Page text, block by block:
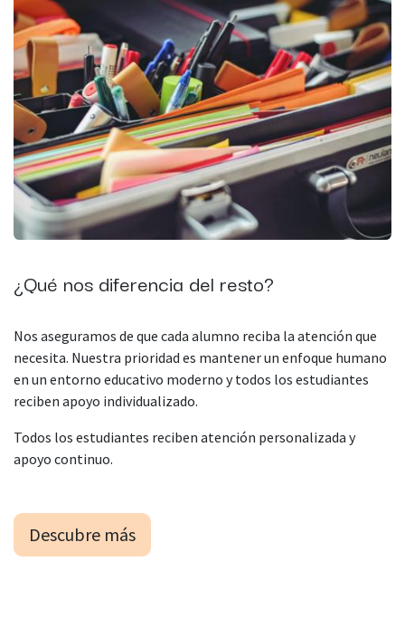
¿Qué nos diferencia del resto?
Nos aseguramos de que cada alumno reciba la atención que
necesita. Nuestra prioridad es mantener un enfoque humano
en un entorno educativo moderno y todos los estudiantes
reciben apoyo individualizado.
Todos los estudiantes reciben atención personalizada y
apoyo continuo.
Descubre más